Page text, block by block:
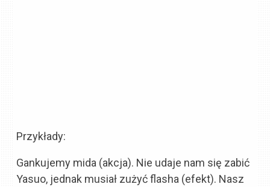
Przykłady:
Gankujemy mida (akcja). Nie udaje nam się zabić
Yasuo, jednak musiał zużyć flasha (efekt). Nasz